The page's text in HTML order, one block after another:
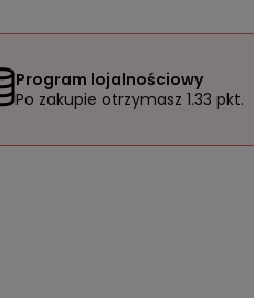
Program lojalnościowy
Po zakupie otrzymasz 1.33 pkt.